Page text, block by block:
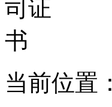
当前位置：